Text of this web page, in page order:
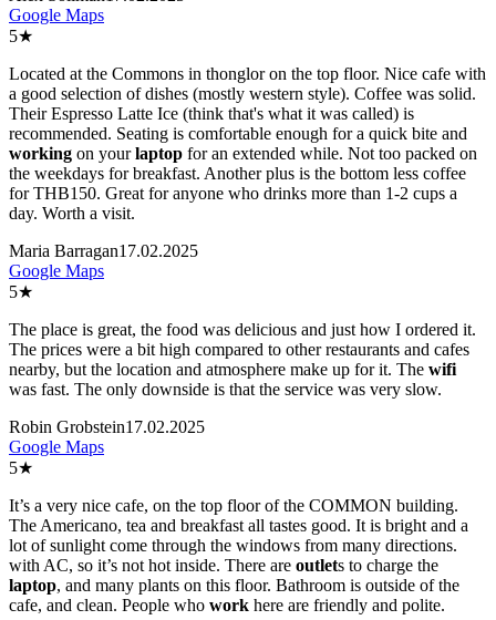
Google Maps
5★
Located at the Commons in thonglor on the top floor. Nice cafe with
a good selection of dishes (mostly western style). Coffee was solid.
Their Espresso Latte Ice (think that's what it was called) is
recommended. Seating is comfortable enough for a quick bite and
working on yourlaptop for an extended while. Not too packed on
the weekdays for breakfast. Another plus is the bottom less coffee
for THB150. Great for anyone who drinks more than 1-2 cups a
day. Worth a visit.
Maria Barragan17.02.2025
Google Maps
5★
The place is great, the food was delicious and just how I ordered it.
The prices were a bit high compared to other restaurants and cafes
nearby, but the location and atmosphere make up for it. The wifi
was fast. The only downside is that the service was very slow.
Robin Grobstein17.02.2025
Google Maps
5★
It’s a very nice cafe, on the top floor of the COMMON building.
The Americano, tea and breakfast all tastes good. It is bright and a
lot of sunlight come through the windows from many directions.
with AC, so it’s not hot inside. There are outlets to charge the
laptop, and many plants on this floor. Bathroom is outside of the
cafe, and clean. People who work here are friendly and polite.